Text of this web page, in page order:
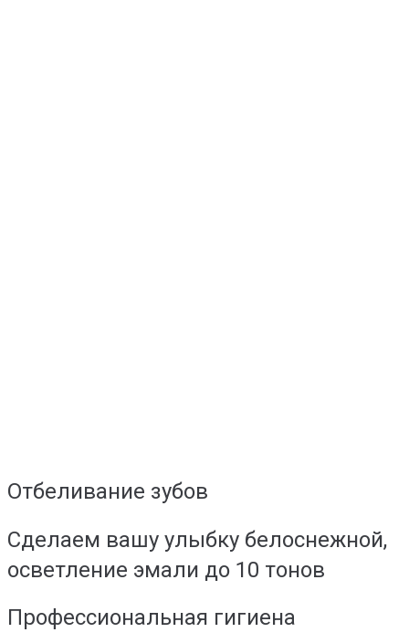
Отбеливание зубов
Сделаем вашу улыбку белоснежной,
осветление эмали до 10 тонов
Профессиональная гигиена